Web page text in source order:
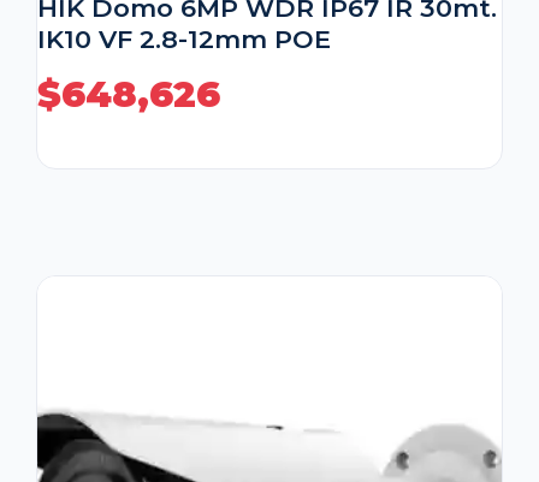
HIK Domo 6MP WDR IP67 IR 30mt.
IK10 VF 2.8-12mm POE
$648,626